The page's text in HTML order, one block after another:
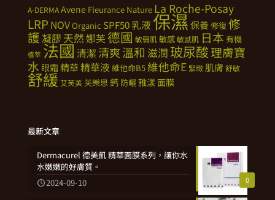
A-DERMAAvene Fleurance Nature La Roche-Posay
LRP NOVOrganic SPF50乳液 保濕保養修復修
護凝膠 天然娜芙德國 敏弱肌敏感敏感肌 日本 有機
植萃 法國清潔 清爽溫和 滋潤 玻尿酸理膚寶
水 眼霜 精華精華液 維他命B5 維他命E 緊緻 肌膚 舒敏
舒緩 艾芙美芙樂思鈣 防曬雅漾面膜
最新文章
0
Dermacurel 德美凱 精華面膜系列，讓你水
水嫩嫩的好膚質。
2024-09-10